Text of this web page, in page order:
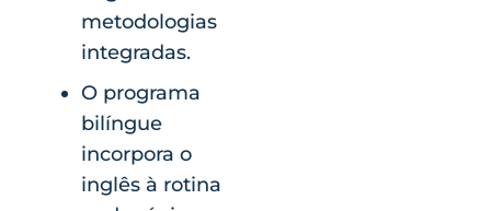
metodologias
integradas.
O programa
bilíngue
incorpora o
inglês à rotina